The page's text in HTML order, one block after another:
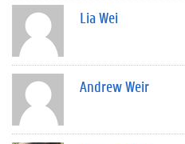
Lia Wei
Andrew Weir